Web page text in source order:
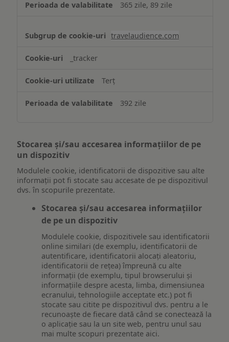
365 zile, 89 zile
travelaudience.com
_tracker
Terț
392 zile
Stocarea și/sau accesarea informațiilor de pe
un dispozitiv
Modulele cookie, identificatorii de dispozitive sau alte
informații pot fi stocate sau accesate de pe dispozitivul
dvs. în scopurile prezentate.
Stocarea și/sau accesarea informațiilor
de pe un dispozitiv
Modulele cookie, dispozitivele sau identificatorii
online similari (de exemplu, identificatorii de
autentificare, identificatorii alocați aleatoriu,
identificatorii de rețea) împreună cu alte
informații (de exemplu, tipul browserului și
informațiile despre acesta, limba, dimensiunea
ecranului, tehnologiile acceptate etc.) pot fi
stocate sau citite pe dispozitivul dvs. pentru a le
recunoaște de fiecare dată când se conectează la
o aplicație sau la un site web, pentru unul sau
mai multe scopuri prezentate aici.